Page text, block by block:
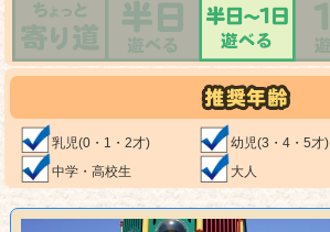
乳児(0・1・2才) 幼児(3・4・5才)
中学・高校生 大人